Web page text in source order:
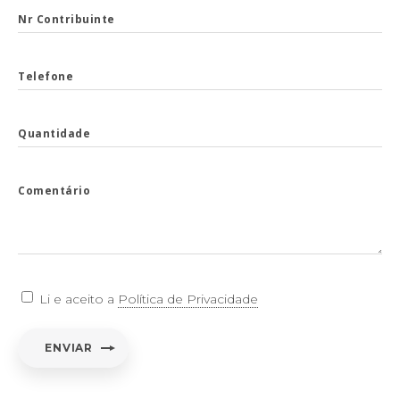
Nr Contribuinte
Telefone
Quantidade
Comentário
Li e aceito a Política de Privacidade
ENVIAR